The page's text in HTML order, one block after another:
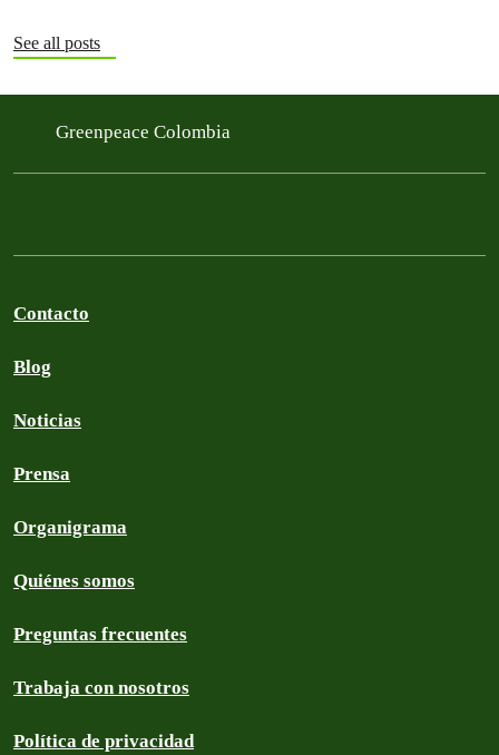
See all posts
Greenpeace Colombia
Contacto
Blog
Noticias
Prensa
Organigrama
Quiénes somos
Preguntas frecuentes
Trabaja con nosotros
Política de privacidad